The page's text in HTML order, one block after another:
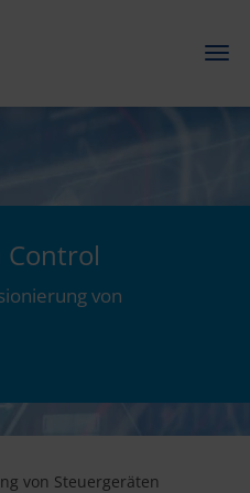
Control
von
von Steuergeräten